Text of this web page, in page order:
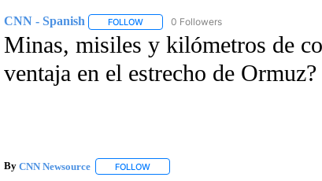
CNN - Spanish FOLLOWFOLLOW "CNN - SPANISH" TO RECEIVE
0 Followers
Minas, misiles y kilómetros de
ventaja en el estrecho de Ormuz?
By CNN Newsource FOLLOWFOLLOW "" TO RECEIVE NOTIFICATIONS